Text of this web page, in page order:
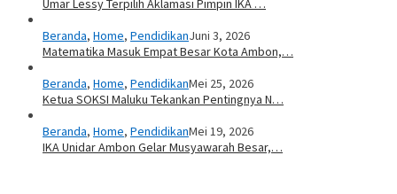
Umar Lessy Terpilih Aklamasi Pimpin IKA …
Beranda, Home, PendidikanJuni 3, 2026
Matematika Masuk Empat Besar Kota Ambon,…
Beranda, Home, PendidikanMei 25, 2026
Ketua SOKSI Maluku Tekankan Pentingnya N…
Beranda, Home, PendidikanMei 19, 2026
IKA Unidar Ambon Gelar Musyawarah Besar,…